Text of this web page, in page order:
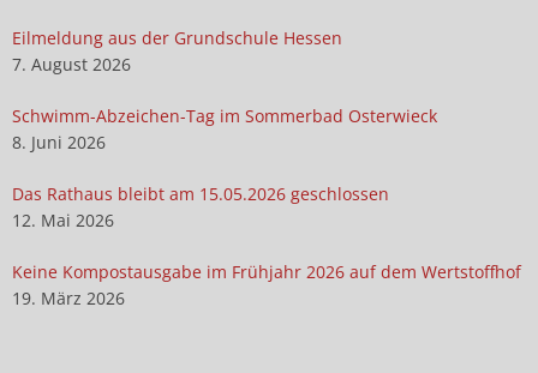
Eilmeldung aus der Grundschule Hessen
7. August 2026
Schwimm-Abzeichen-Tag im Sommerbad Osterwieck
8. Juni 2026
Das Rathaus bleibt am 15.05.2026 geschlossen
12. Mai 2026
Keine Kompostausgabe im Frühjahr 2026 auf dem Wertstoffhof
19. März 2026